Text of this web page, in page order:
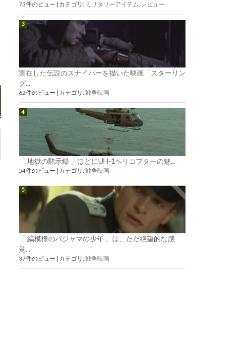
73件のビュー カテゴリ: ミリタリーアイテム レビュー
実在した伝説のスナイパーを描いた映画「スターリン
グ...
62件のビュー | カテゴリ: 戦争映画
「 地獄の黙示録 」ほどにUH-1ヘリコプターの魅...
54件のビュー | カテゴリ: 戦争映画
「 縞模様のパジャマの少年 」は、ただ絶望的な感
覚...
37件のビュー カテゴリ: 戦争映画